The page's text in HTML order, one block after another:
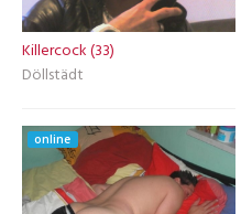
Killercock (33)
Döllstädt
online